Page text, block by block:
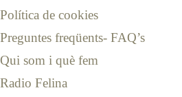
Política de cookies
Preguntes freqüents- FAQ’s
Qui som i què fem
Radio Felina